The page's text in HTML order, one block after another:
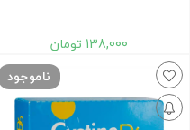
138,000 تومان
ناموجود